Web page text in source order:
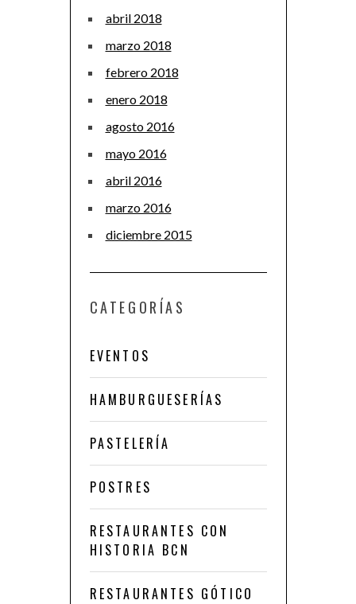
abril 2018
marzo 2018
febrero 2018
enero 2018
agosto 2016
mayo 2016
abril 2016
marzo 2016
diciembre 2015
CATEGORÍAS
EVENTOS
HAMBURGUESERÍAS
PASTELERÍA
POSTRES
RESTAURANTES CON
HISTORIA BCN
RESTAURANTES GÓTICO